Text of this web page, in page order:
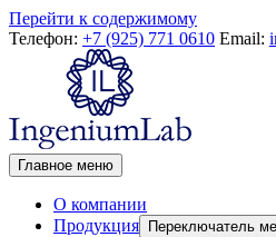
Перейти к содержимому
Телефон: +7 (925) 771 0610 Email:
Главное меню
О компании
Продукция
Переключатель